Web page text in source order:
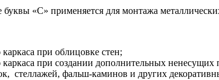
«С» применяется для монтажа
каркаса при облицовке стен;
каркаса при создании дополнительных
стеллажей, фальш-каминов и других